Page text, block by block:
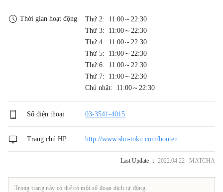
Thời gian hoạt động
Thứ 2: 11:00～22:30
Thứ 3: 11:00～22:30
Thứ 4: 11:00～22:30
Thứ 5: 11:00～22:30
Thứ 6: 11:00～22:30
Thứ 7: 11:00～22:30
Chủ nhật: 11:00～22:30
Số điện thoại 03-3541-4015
Trang chủ HP http://www.shu-toku.com/honten
Last Update ： 2022.04.22 MATCHA
Trong trang này có thể có một số đoạn dịch tự động.